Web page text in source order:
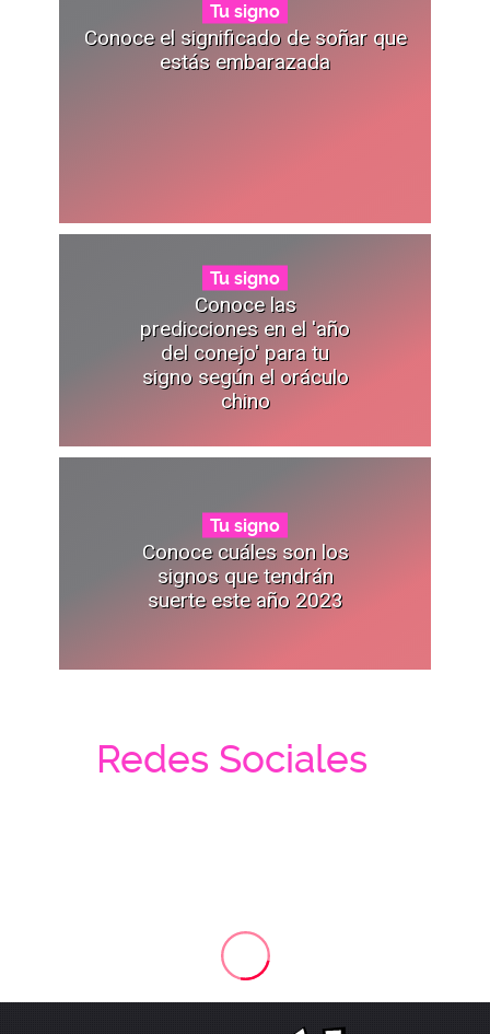
Tu signo
Conoce el significado de soñar que
estás embarazada
Tu signo
Conoce las
predicciones en el 'año
del conejo' para tu
signo según el oráculo
chino
Tu signo
Conoce cuáles son los
signos que tendrán
suerte este año 2023
Redes Sociales